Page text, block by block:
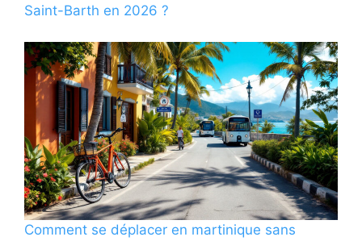
Saint-Barth en 2026 ?
Comment se déplacer en martinique sans